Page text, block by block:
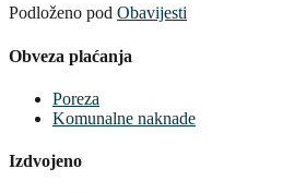
Podloženo pod Obavijesti
Obveza plaćanja
Poreza
Komunalne naknade
Izdvojeno